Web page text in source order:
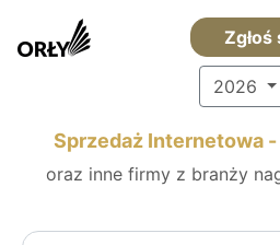
Zgłoś
2026
Sprzedaż Internetowa
oraz inne firmy z branży